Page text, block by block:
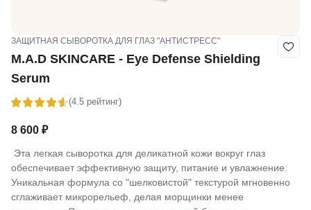
ЗАЩИТНАЯ СЫВОРОТКА ДЛЯ ГЛАЗ "АНТИСТРЕСС"
M.A.D SKINCARE - Eye Defense Shielding
Serum
(4.5 рейтинг)
8 600 ₽
Эта легкая сыворотка для деликатной кожи вокруг глаз
обеспечивает эффективную защиту, питание и увлажнение.
Уникальная формула со "шелковистой" текстурой мгновенно
сглаживает микрорельеф, делая морщинки менее